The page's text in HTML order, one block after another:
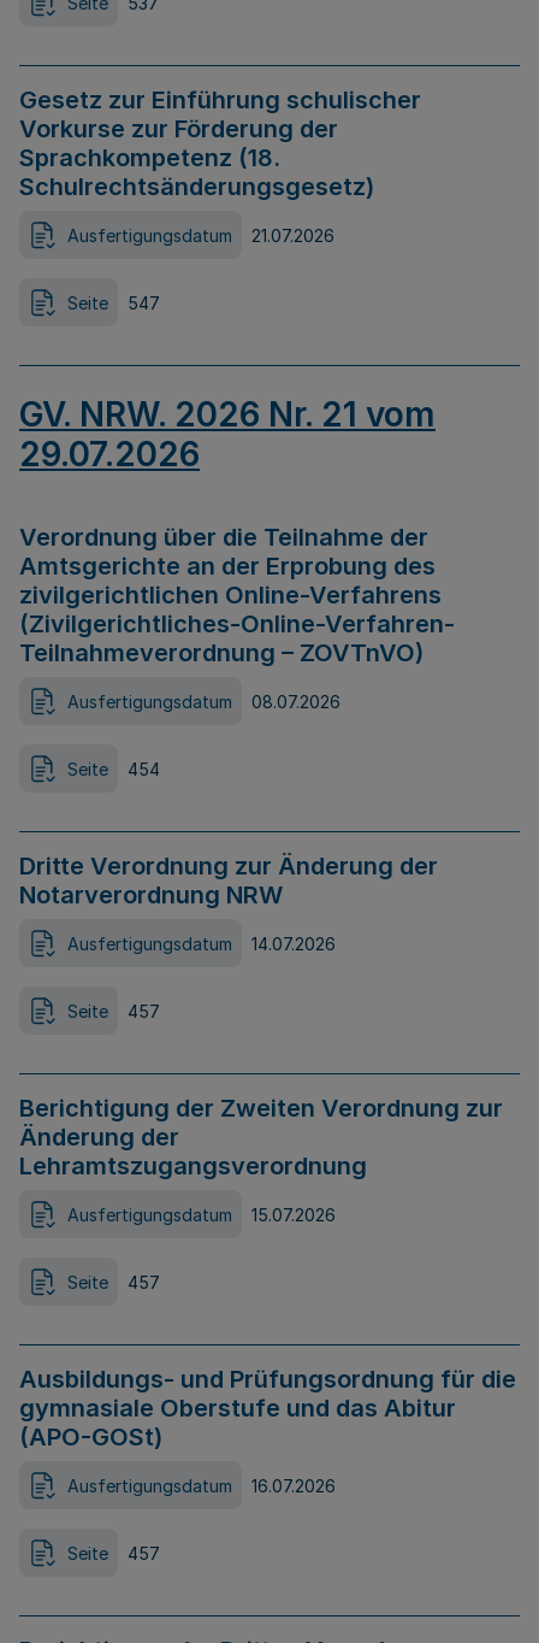
Gesetz zur Einführung schulischer
Vorkurse zur Förderung der
Sprachkompetenz (18.
Schulrechtsänderungsgesetz)
Ausfertigungsdatum 21.07.2026
Seite 547
GV. NRW. 2026 Nr. 21 vom
29.07.2026
Verordnung über die Teilnahme der
Amtsgerichte an der Erprobung des
zivilgerichtlichen Online-Verfahrens
(Zivilgerichtliches-Online-Verfahren-
Teilnahmeverordnung – ZOVTnVO)
Ausfertigungsdatum 08.07.2026
Seite 454
Dritte Verordnung zur Änderung der
Notarverordnung NRW
Ausfertigungsdatum 14.07.2026
Seite 457
Berichtigung der Zweiten Verordnung zur
Änderung der
Lehramtszugangsverordnung
Ausfertigungsdatum 15.07.2026
Seite 457
Ausbildungs- und Prüfungsordnung für die
gymnasiale Oberstufe und das Abitur
(APO-GOSt)
Ausfertigungsdatum 16.07.2026
Seite 457